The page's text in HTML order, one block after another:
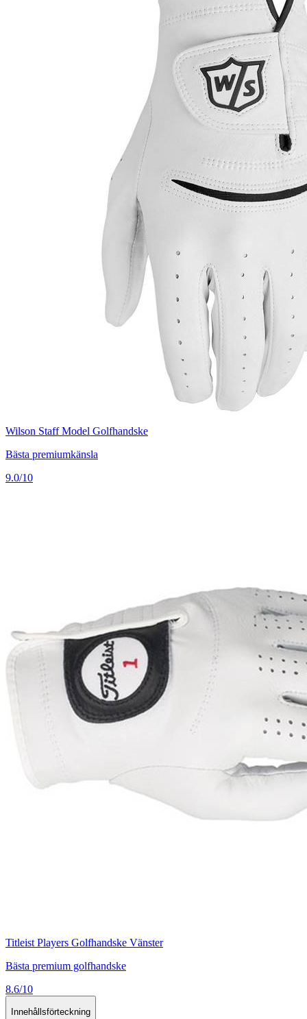
Wilson Staff Model Golfhandske
Bästa premiumkänsla
9.0/10
Titleist Players Golfhandske Vänster
Bästa premium golfhandske
8.6/10
Innehållsförteckning